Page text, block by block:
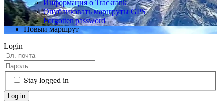
Информация о Trackrank
Опубликовать маршруты GPS
Forgotten password
Новый маршрут
Login
Stay logged in